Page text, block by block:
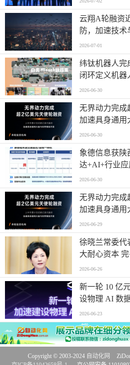
云翔A轮融资
防，加速技术
2026-07-01
纬钛机器人完
闭环定义机器
2026-06-30
无界动力完成
加速具身通用
2026-06-30
象德信息获陕
达+AI+行业
2026-06-30
无界动力完成
加速具身通用
2026-06-29
徐晓兰常委代
大耐心资本
2026-06-26
新一轮 10 亿
设物理 AI 数
2026-06-23
Copyright © 2003-2024 自动化网